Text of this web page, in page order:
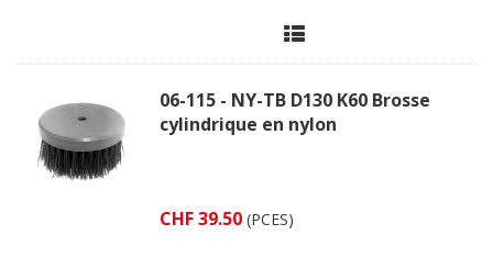
06-115 - NY-TB D130 K60 Brosse
cylindrique en nylon
CHF 39.50 (PCES)